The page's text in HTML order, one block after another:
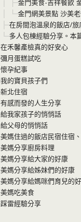
金門美食-吉祥餐飲
金門網美景點 沙美
在房間泡溫泉的飯店/
多人包棟經驗分享。本
在禾馨產檢真的好安心
彌月蛋糕試吃
懷孕紀事
我的寶貝孩子們
新北住宿
有感而發的人生分享
給我家孩子的悄悄話
給父母的悄悄話
美媽住過的飯店民宿住宿
美媽分享廚房料理
美媽分享給大家的好康
美媽分享給姊妹們的好康
美媽分享給媽咪們育兒的
美媽吃美食
踩雷經驗分享